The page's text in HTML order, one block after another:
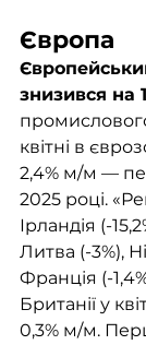
знизився на
квітні в
2,4% м/м —
2025 році.
Ірландія (-
Литва (-3%),
Франція (-
Британії у
0,3% м/м.